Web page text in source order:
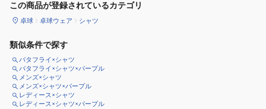
この商品が登録されているカテゴリ
卓球 卓球ウェア シャツ
類似条件で探す
バタフライ×シャツ
バタフライ×シャツ×パープル
メンズ×シャツ
メンズ×シャツ×パープル
レディース×シャツ
レディース×シャツ×パープル